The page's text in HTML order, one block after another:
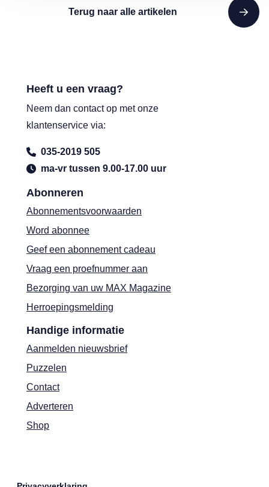
Terug naar alle artikelen
Abonneren
Abonnementsvoorwaarden
Word abonnee
Geef een abonnement cadeau
Vraag een proefnummer aan
Bezorging van uw MAX Magazine
Herroepingsmelding
Handige informatie
Aanmelden nieuwsbrief
Puzzelen
Contact
Adverteren
Shop
Heeft u een vraag?
Neem dan contact op met onze
klantenservice via:
035-2019 505
ma-vr tussen 9.00-17.00 uur